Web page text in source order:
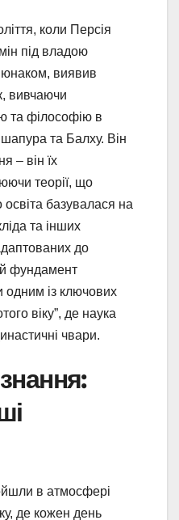
коли Персія
під владою
виявив
вивчаючи
та філософію в
та Балху. Він
– він їх
теорії, що
базувалася на
та інших
до
фундамент
одним із ключових
віку”, де наука
чвари.
в атмосфері
де кожен день